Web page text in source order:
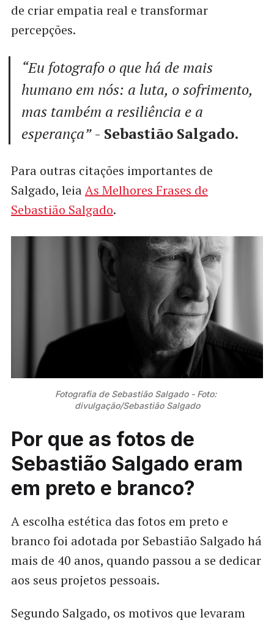
de criar empatia real e transformar
percepções.
“Eu fotografo o que há de mais
humano em nós: a luta, o sofrimento,
mas também a resiliência e a
esperança”- Sebastião Salgado.
Para outras citações importantes de
Salgado, leiaAs Melhores Frases de
Sebastião Salgado.
Fotografia de Sebastião Salgado - Foto:
divulgação/Sebastião Salgado
Por que as fotos de
Sebastião Salgado eram
em preto e branco?
A escolha estética das fotos em preto e
branco foi adotada por Sebastião Salgado há
mais de 40 anos, quando passou a se dedicar
aos seus projetos pessoais.
Segundo Salgado, os motivos que levaram